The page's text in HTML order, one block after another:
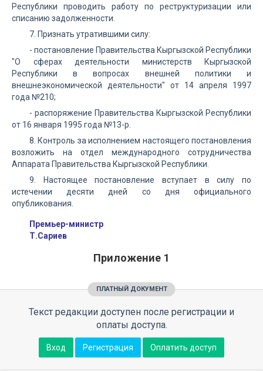
Республики проводить работу по реструктуризации или
списанию задолженности.
7. Признать утратившими силу:
- постановление Правительства Кыргызской Республики
"О сферах деятельности министерств Кыргызской
Республики в вопросах внешней политики и
внешнеэкономической деятельности" от 14 апреля 1997
года №210;
- распоряжение Правительства Кыргызской Республики
от 16 января 1995 года №13-р.
8. Контроль за исполнением настоящего постановления
возложить на отдел международного сотрудничества
Аппарата Правительства Кыргызской Республики.
9. Настоящее постановление вступает в силу по
истечении десяти дней со дня официального
опубликования.
Премьер-министр
Т.Сариев
Приложение 1
ПЛАТНЫЙ ДОКУМЕНТ
Текст редакции доступен после регистрации и
оплаты доступа.
Вход Регистрация Оплатить доступ